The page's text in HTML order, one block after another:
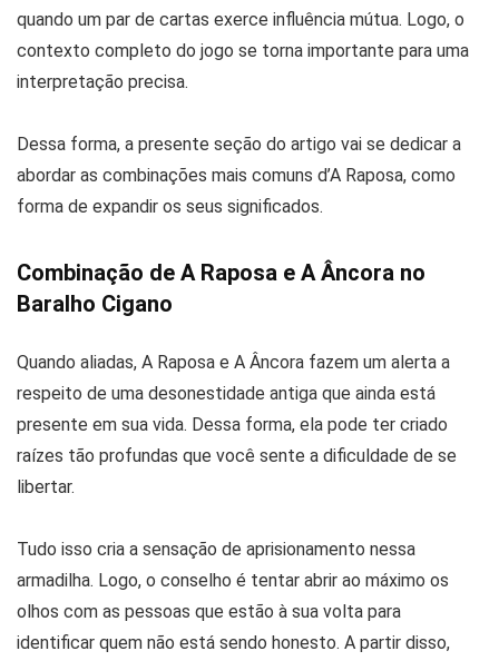
quando um par de cartas exerce influência mútua. Logo, o
contexto completo do jogo se torna importante para uma
interpretação precisa.
Dessa forma, a presente seção do artigo vai se dedicar a
abordar as combinações mais comuns d’A Raposa, como
forma de expandir os seus significados.
Combinação de A Raposa e A Âncora no
Baralho Cigano
Quando aliadas, A Raposa e A Âncora fazem um alerta a
respeito de uma desonestidade antiga que ainda está
presente em sua vida. Dessa forma, ela pode ter criado
raízes tão profundas que você sente a dificuldade de se
libertar.
Tudo isso cria a sensação de aprisionamento nessa
armadilha. Logo, o conselho é tentar abrir ao máximo os
olhos com as pessoas que estão à sua volta para
identificar quem não está sendo honesto. A partir disso,